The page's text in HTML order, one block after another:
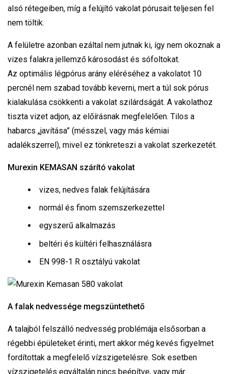
alsó rétegeiben, míg a felújító vakolat pórusait teljesen fel
nem töltik.
A felületre azonban ezáltal nem jutnak ki, így nem okoznak a
vizes falakra jellemző károsodást és sófoltokat.
Az optimális légpórus arány eléréséhez a vakolatot 10
percnél nem szabad tovább keverni, mert a túl sok pórus
kialakulása csökkenti a vakolat szilárdságát. A vakolathoz
tiszta vizet adjon, az előírásnak megfelelően. Tilos a
habarcs „javítása” (mésszel, vagy más kémiai
adalékszerrel), mivel ez tönkreteszi a vakolat szerkezetét.
Murexin KEMASAN szárító vakolat
vizes, nedves falak felújítására
normál és finom szemszerkezettel
egyszerű alkalmazás
beltéri és kültéri felhasználásra
EN 998-1 R osztályú vakolat
A falak nedvessége megszüntethető
A talajból felszálló nedvesség problémája elsősorban a
régebbi épületeket érinti, mert akkor még kevés figyelmet
fordítottak a megfelelő vízszigetelésre. Sok esetben
vízszigetelés egyáltalán nincs beépítve, vagy már